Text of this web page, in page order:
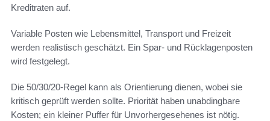
Kreditraten auf.
Variable Posten wie Lebensmittel, Transport und Freizeit
werden realistisch geschätzt. Ein Spar- und Rücklagenposten
wird festgelegt.
Die 50/30/20-Regel kann als Orientierung dienen, wobei sie
kritisch geprüft werden sollte. Priorität haben unabdingbare
Kosten; ein kleiner Puffer für Unvorhergesehenes ist nötig.